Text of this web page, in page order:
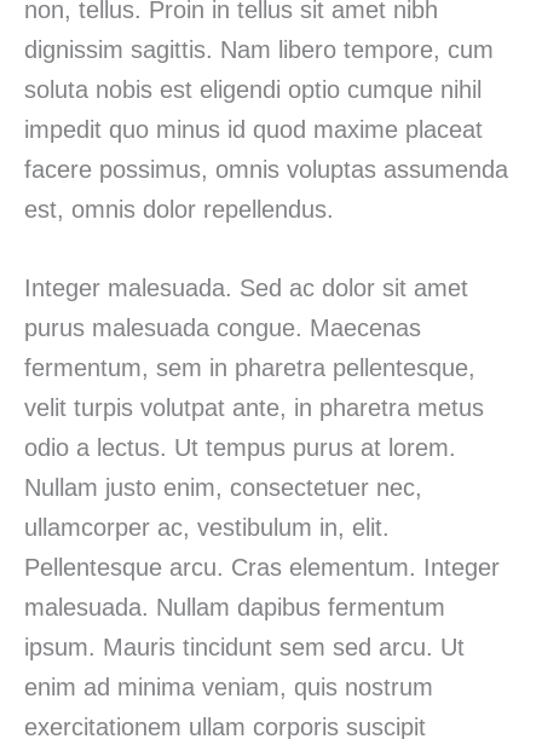
non, tellus. Proin in tellus sit amet nibh
dignissim sagittis. Nam libero tempore, cum
soluta nobis est eligendi optio cumque nihil
impedit quo minus id quod maxime placeat
facere possimus, omnis voluptas assumenda
est, omnis dolor repellendus.
Integer malesuada. Sed ac dolor sit amet
purus malesuada congue. Maecenas
fermentum, sem in pharetra pellentesque,
velit turpis volutpat ante, in pharetra metus
odio a lectus. Ut tempus purus at lorem.
Nullam justo enim, consectetuer nec,
ullamcorper ac, vestibulum in, elit.
Pellentesque arcu. Cras elementum. Integer
malesuada. Nullam dapibus fermentum
ipsum. Mauris tincidunt sem sed arcu. Ut
enim ad minima veniam, quis nostrum
exercitationem ullam corporis suscipit